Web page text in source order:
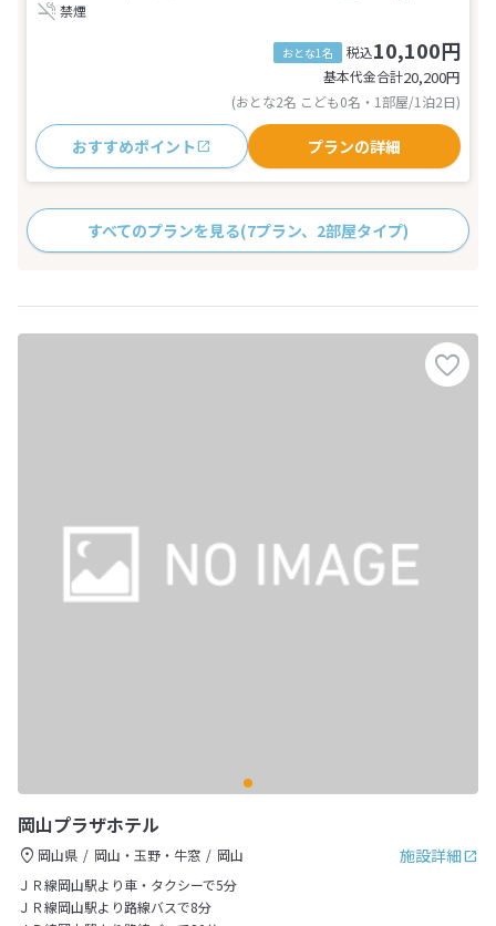
禁煙
おとな1名 税込10,100円
基本代金合計20,200円
(おとな2名 こども0名・1部屋/1泊2日)
おすすめポイント プランの詳細
すべてのプランを見る(7プラン、2部屋タイプ)
岡山プラザホテル
施設詳細
岡山県 岡山・玉野・牛窓
岡山
ＪＲ線岡山駅より車・タクシーで5分
ＪＲ線岡山駅より路線バスで8分